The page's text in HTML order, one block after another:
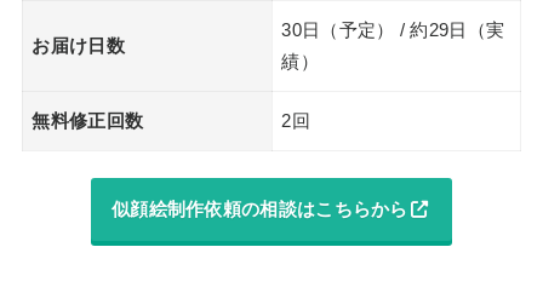
お届け日数
30日（予定） / 約29日（実
績）
無料修正回数 2回
似顔絵制作依頼の相談はこちらから